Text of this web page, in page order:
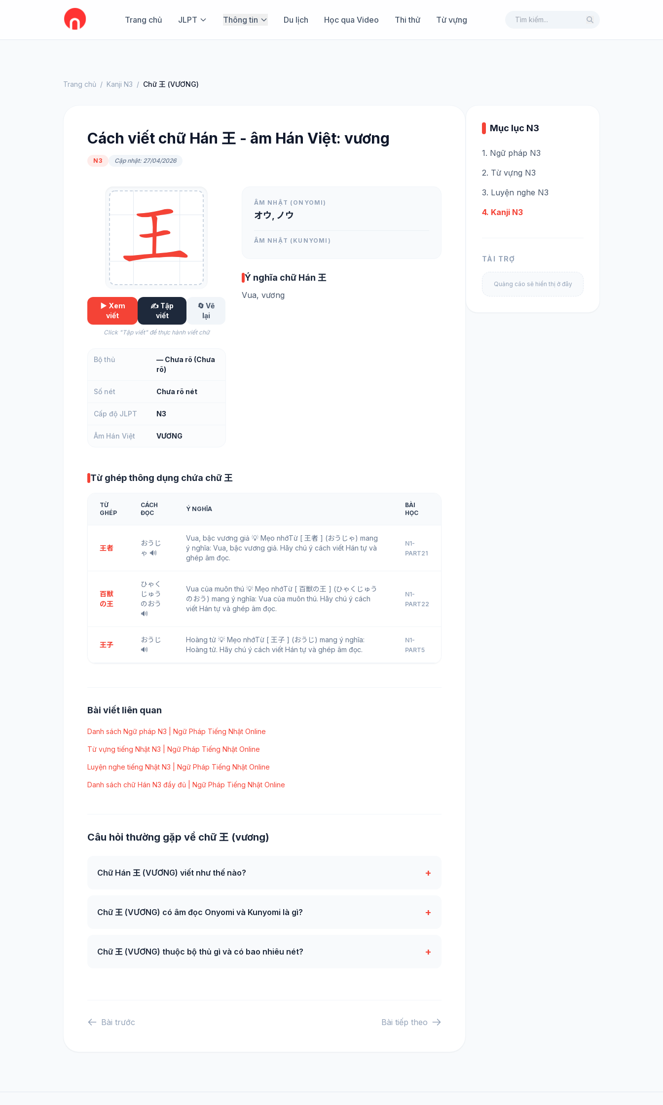
Trang chủ JLPT Thông tin Du lịch Học qua Video Thi thử Từ vựng
Trang chủ / Kanji N3 / Chữ 王 (VƯƠNG)
Cách viết chữ Hán 王 - âm Hán Việt: vương
N3 Cập nhật: 27/04/2026
▶️ Xem
viết
✍️ Tập
viết
🔄 Vẽ
lại
Click "Tập viết" để thực hành viết chữ
Bộ thủ
— Chưa rõ (Chưa
rõ)
Số nét Chưa rõ nét
Cấp độ JLPT N3
Âm Hán Việt VƯƠNG
ÂM NHẬT (ONYOMI)
オウ, ノウ
ÂM NHẬT (KUNYOMI)
Ý nghĩa chữ Hán 王
Vua, vương
Từ ghép thông dụng chứa chữ 王
TỪ
GHÉP
CÁCH
ĐỌC
Ý NGHĨA
BÀI
HỌC
王者
おうじ
ゃ 🔊
Vua, bậc vương giả 💡 Mẹo nhớTừ [ 王者 ] (おうじゃ) mang
ý nghĩa: Vua, bậc vương giả. Hãy chú ý cách viết Hán tự và
ghép âm đọc.
N1-
PART21
百獣
の王
ひゃく
じゅう
のおう
🔊
Vua của muôn thú 💡 Mẹo nhớTừ [ 百獣の王 ] (ひゃくじゅう
のおう) mang ý nghĩa: Vua của muôn thú. Hãy chú ý cách
viết Hán tự và ghép âm đọc.
N1-
PART22
王子
おうじ
🔊
Hoàng tử 💡 Mẹo nhớTừ [ 王子 ] (おうじ) mang ý nghĩa:
Hoàng tử. Hãy chú ý cách viết Hán tự và ghép âm đọc.
N1-
PART5
Bài viết liên quan
Danh sách Ngữ pháp N3 | Ngữ Pháp Tiếng Nhật Online
Từ vựng tiếng Nhật N3 | Ngữ Pháp Tiếng Nhật Online
Luyện nghe tiếng Nhật N3 | Ngữ Pháp Tiếng Nhật Online
Danh sách chữ Hán N3 đầy đủ | Ngữ Pháp Tiếng Nhật Online
Câu hỏi thường gặp về chữ 王 (vương)
Chữ Hán 王 (VƯƠNG) viết như thế nào? +
Chữ 王 (VƯƠNG) có âm đọc Onyomi và Kunyomi là gì? +
Chữ 王 (VƯƠNG) thuộc bộ thủ gì và có bao nhiêu nét? +
Bài trước Bài tiếp theo
Mục lục N3
1. Ngữ pháp N3
2. Từ vựng N3
3. Luyện nghe N3
4. Kanji N3
TÀI TRỢ
Quảng cáo sẽ hiển thị ở đây